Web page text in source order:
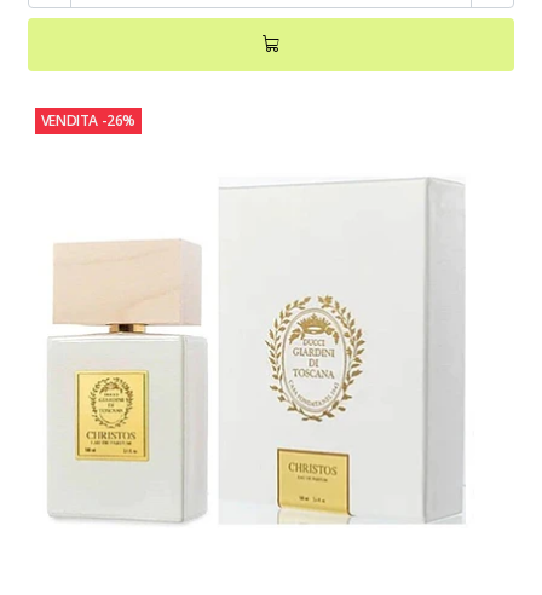
VENDITA -26%